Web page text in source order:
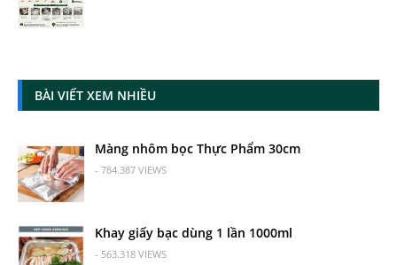
BÀI VIẾT XEM NHIỀU
Màng nhôm bọc Thực Phẩm 30cm
- 784.387 VIEWS
Khay giấy bạc dùng 1 lần 1000ml
- 563.318 VIEWS